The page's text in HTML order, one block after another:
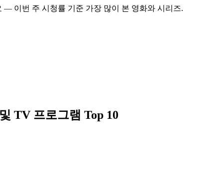
이번 주 시청률 기준 가장 많이 본 영화와 시리즈.
TV 프로그램 Top 10